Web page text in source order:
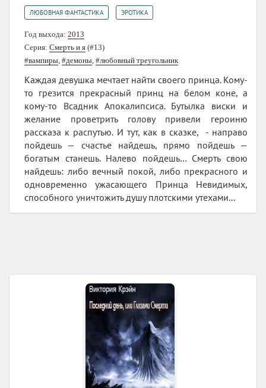
ЛЮБОВНАЯ ФАНТАСТИКА ЭРОТИКА
Год выхода: 2013
Серия: Смерть и я (#13)
#вампиры, #демоны, #любовный треугольник
Каждая девушка мечтает найти своего принца. Кому-
то грезится прекрасный принц на белом коне, а
кому-то Всадник Апокалипсиса. Бутылка виски и
желание проветрить голову привели героиню
рассказа к распутью. И тут, как в сказке, - направо
пойдешь — счастье найдешь, прямо пойдешь —
богатым станешь. Налево пойдешь… Смерть свою
найдешь: либо вечный покой, либо прекрасного и
одновременно ужасающего Принца Невидимых,
способного уничтожить душу плотскими утехами...